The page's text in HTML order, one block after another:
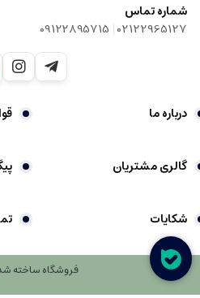
شماره تماس
02122965127
|
09122895715
درباره ما
گالری مشتریان
شکایات
فروشگاه ساخته